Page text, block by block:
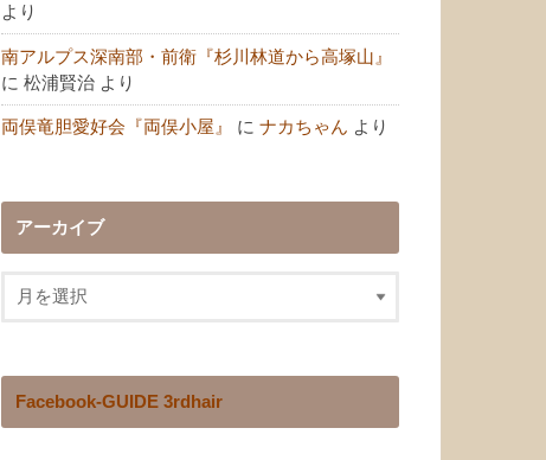
より
南アルプス深南部・前衛『杉川林道から高塚山』
に 松浦賢治 より
両俣竜胆愛好会『両俣小屋』 に ナカちゃん より
アーカイブ
Facebook-GUIDE 3rdhair